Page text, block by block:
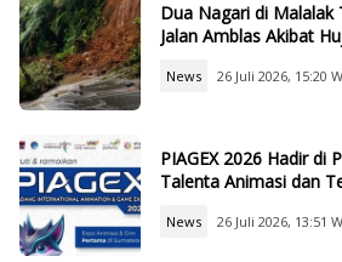
Dua Nagari di
Jalan Amblas Akibat
News 26 Juli 2026, 15:20
PIAGEX 2026 Hadir di
Talenta Animasi dan
News 26 Juli 2026, 13:51